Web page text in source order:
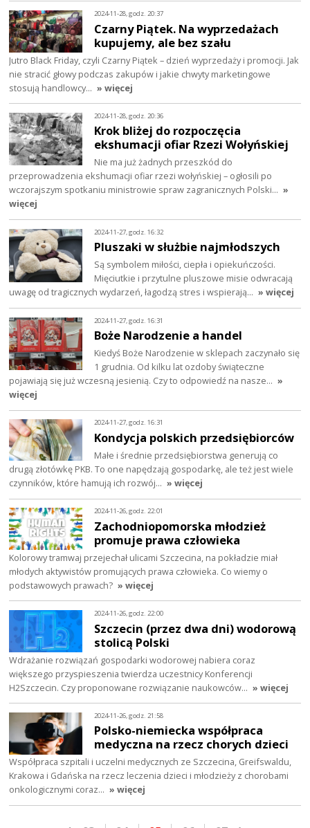
2024-11-28, godz. 20:37
Czarny Piątek. Na wyprzedażach
kupujemy, ale bez szału
Jutro Black Friday, czyli Czarny Piątek – dzień wyprzedaży i promocji. Jak
nie stracić głowy podczas zakupów i jakie chwyty marketingowe
stosują handlowcy… » więcej
2024-11-28, godz. 20:36
Krok bliżej do rozpoczęcia
ekshumacji ofiar Rzezi Wołyńskiej
Nie ma już żadnych przeszkód do
przeprowadzenia ekshumacji ofiar rzezi wołyńskiej – ogłosili po
wczorajszym spotkaniu ministrowie spraw zagranicznych Polski… »
więcej
2024-11-27, godz. 16:32
Pluszaki w służbie najmłodszych
Są symbolem miłości, ciepła i opiekuńczości.
Mięciutkie i przytulne pluszowe misie odwracają
uwagę od tragicznych wydarzeń, łagodzą stres i wspierają… » więcej
2024-11-27, godz. 16:31
Boże Narodzenie a handel
Kiedyś Boże Narodzenie w sklepach zaczynało się
1 grudnia. Od kilku lat ozdoby świąteczne
pojawiają się już wczesną jesienią. Czy to odpowiedź na nasze… »
więcej
2024-11-27, godz. 16:31
Kondycja polskich przedsiębiorców
Małe i średnie przedsiębiorstwa generują co
drugą złotówkę PKB. To one napędzają gospodarkę, ale też jest wiele
czynników, które hamują ich rozwój… » więcej
2024-11-26, godz. 22:01
Zachodniopomorska młodzież
promuje prawa człowieka
Kolorowy tramwaj przejechał ulicami Szczecina, na pokładzie miał
młodych aktywistów promujących prawa człowieka. Co wiemy o
podstawowych prawach? » więcej
2024-11-26, godz. 22:00
Szczecin (przez dwa dni) wodorową
stolicą Polski
Wdrażanie rozwiązań gospodarki wodorowej nabiera coraz
większego przyspieszenia twierdza uczestnicy Konferencji
H2Szczecin. Czy proponowane rozwiązanie naukowców… » więcej
2024-11-26, godz. 21:58
Polsko-niemiecka współpraca
medyczna na rzecz chorych dzieci
Współpraca szpitali i uczelni medycznych ze Szczecina, Greifswaldu,
Krakowa i Gdańska na rzecz leczenia dzieci i młodzieży z chorobami
onkologicznymi coraz… » więcej